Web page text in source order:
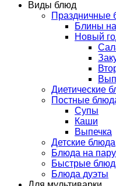
Виды блюд
Праздничные
Блины
Новый
Диетические
Постные
Супы
Каши
Выпечка
Детские блюда
Блюда на пару
Быстрые
Блюда дуэты